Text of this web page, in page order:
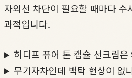
자외선 차단이 필요할 때마다 수
과적입니다.
히디프 퓨어 톤 캡슐 선크림
무기자차인데 백탁 현상이 없